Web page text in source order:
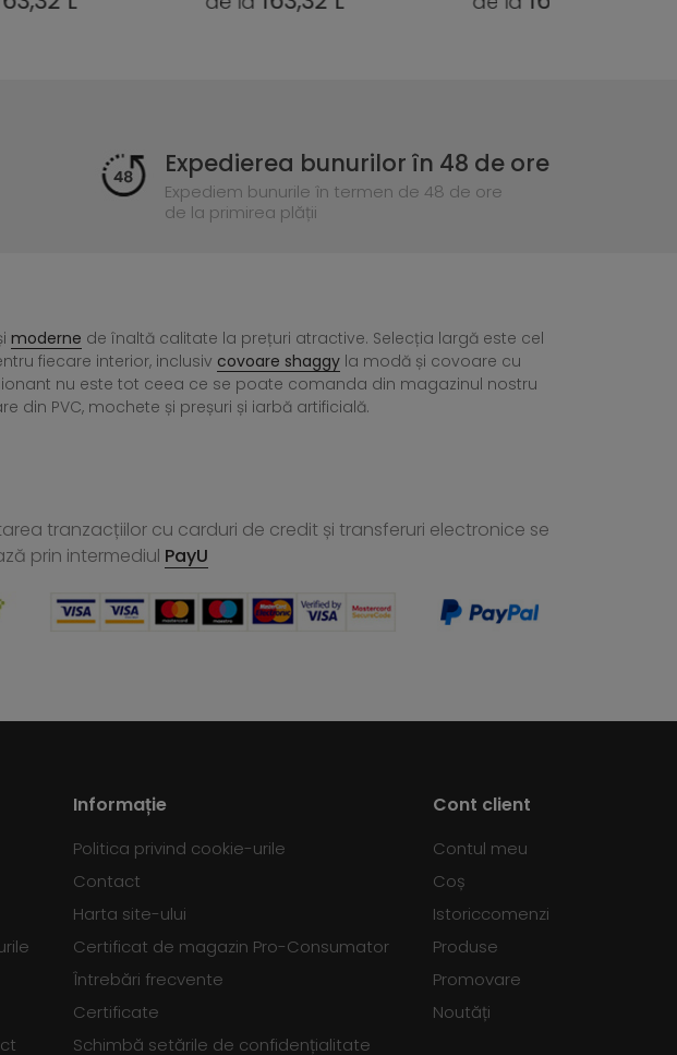
Expedierea bunurilor în 48 de ore
Expediem bunurile în termen de 48 de ore
de la primirea plății
moderne de înaltă calitate la prețuri atractive. Selecția largă este cel
fiecare interior, inclusiv covoare shaggy la modă și covoare cu
nu este tot ceea ce se poate comanda din magazinul nostru
din PVC, mochete și preșuri și iarbă artificială.
tranzacțiilor cu carduri de credit și transferuri electronice se
prin intermediul PayU
Informație
Politica privind cookie-urile
Contact
Harta site-ului
Certificat de magazin Pro-Consumator
Întrebări frecvente
Certificate
Schimbă setările de confidențialitate
Cont client
Contul meu
Coș
Istoriccomenzi
Produse
Promovare
Noutăți